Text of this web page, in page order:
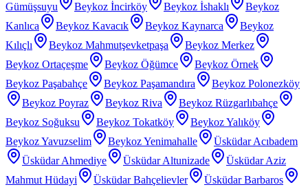
Gümüşsuyu
Beykoz İncirköy Beykoz İshaklı
Beykoz
Kanlıca
Beykoz Kavacık Beykoz Kaynarca
Beykoz
Kılıçlı
Beykoz Mahmutşevketpaşa
Beykoz Merkez
Beykoz Ortaçeşme
Beykoz Öğümce
Beykoz Örnek
Beykoz Paşabahçe
Beykoz Paşamandıra
Beykoz Polonezköy
Beykoz Poyraz
Beykoz Riva
Beykoz Rüzgarlıbahçe
Beykoz Soğuksu
Beykoz Tokatköy
Beykoz Yalıköy
Beykoz Yavuzselim
Beykoz Yenimahalle
Üsküdar Acıbadem
Üsküdar Ahmediye
Üsküdar Altunizade
Üsküdar Aziz
Mahmut Hüdayi
Üsküdar Bahçelievler Üsküdar Barbaros